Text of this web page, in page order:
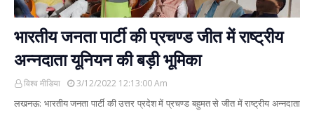
भारतीय जनता पार्टी की प्रचण्ड जीत में राष्ट्रीय
अन्नदाता यूनियन की बड़ी भूमिका
विश्व मीडिया 3/12/2022 12:13:00 Am
लखनऊ: भारतीय जनता पार्टी की उत्तर प्रदेश में प्रचण्ड बहुमत से जीत में राष्ट्रीय अन्नदाता